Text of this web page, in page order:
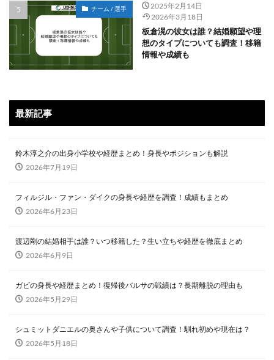
チーム / 選手
2025年2月14日
2026年3月18日
板倉滉の彼女は誰？結婚願望や理
想のタイプについても調査！移籍
情報や成績も
最新記事
鈴木淳之介の出身小学校や経歴まとめ！身長やポジションも解説
2026年7月19日
フィルジル・ファン・ダイクの身長や経歴を調査！成績もまとめ
2026年6月23日
渡辺剛の結婚相手は誰？いつ移籍した？生い立ちや経歴を徹底まとめ
2026年6月9日
ガビの身長や経歴まとめ！復帰後バルサの戦績は？長期離脱の理由も
2026年5月29日
シュミットダニエルの奥さんや子供について調査！馴れ初めや現在は？
2026年5月18日